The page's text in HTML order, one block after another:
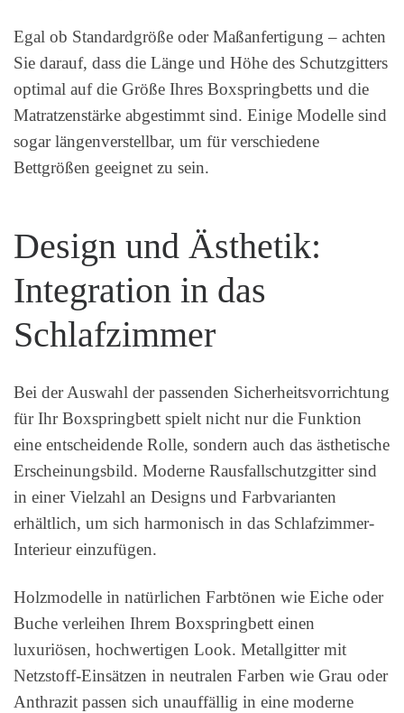
Egal ob Standardgröße oder Maßanfertigung – achten
Sie darauf, dass die Länge und Höhe des Schutzgitters
optimal auf die Größe Ihres Boxspringbetts und die
Matratzenstärke abgestimmt sind. Einige Modelle sind
sogar längenverstellbar, um für verschiedene
Bettgrößen geeignet zu sein.
Design und Ästhetik:
Integration in das
Schlafzimmer
Bei der Auswahl der passenden Sicherheitsvorrichtung
für Ihr Boxspringbett spielt nicht nur die Funktion
eine entscheidende Rolle, sondern auch das ästhetische
Erscheinungsbild. Moderne Rausfallschutzgitter sind
in einer Vielzahl an Designs und Farbvarianten
erhältlich, um sich harmonisch in das Schlafzimmer-
Interieur einzufügen.
Holzmodelle in natürlichen Farbtönen wie Eiche oder
Buche verleihen Ihrem Boxspringbett einen
luxuriösen, hochwertigen Look. Metallgitter mit
Netzstoff-Einsätzen in neutralen Farben wie Grau oder
Anthrazit passen sich unauffällig in eine moderne